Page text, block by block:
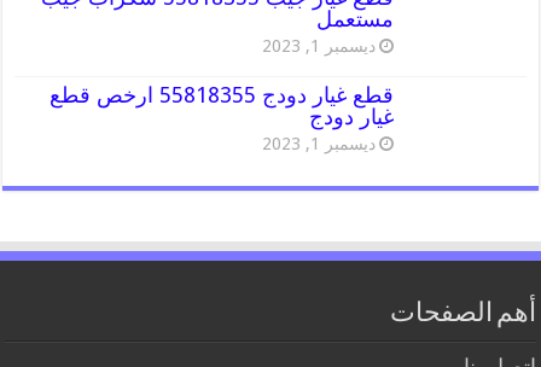
مستعمل
ديسمبر 1, 2023
قطع غيار دودج 55818355 ارخص قطع
غيار دودج
ديسمبر 1, 2023
أهم الصفحات